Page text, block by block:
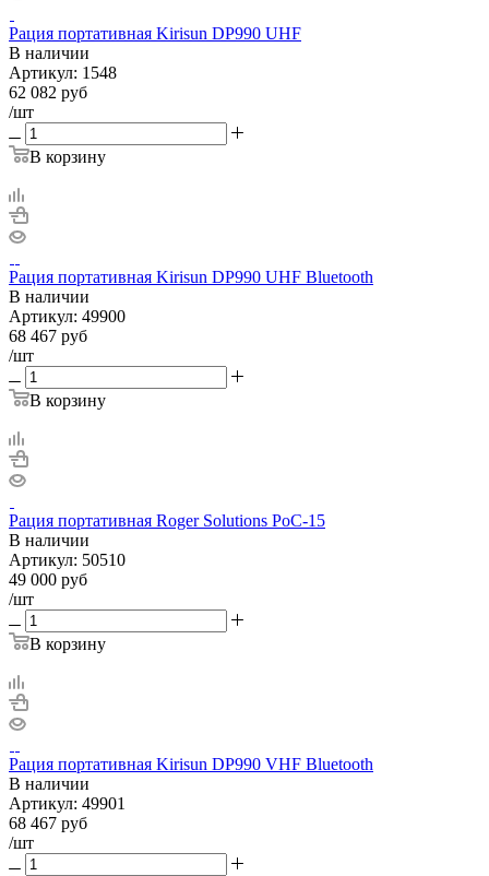
Рация портативная Kirisun DP990 UHF
В наличии
Артикул: 1548
62 082 руб
/шт
В корзину
Рация портативная Kirisun DP990 UHF Bluetooth
В наличии
Артикул: 49900
68 467 руб
/шт
В корзину
Рация портативная Roger Solutions PoC-15
В наличии
Артикул: 50510
49 000 руб
/шт
В корзину
Рация портативная Kirisun DP990 VHF Bluetooth
В наличии
Артикул: 49901
68 467 руб
/шт